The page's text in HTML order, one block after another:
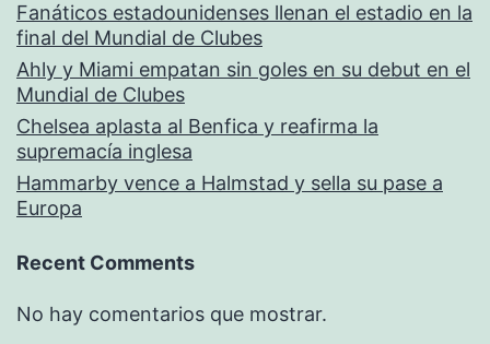
Fanáticos estadounidenses llenan el estadio en la
final del Mundial de Clubes
Ahly y Miami empatan sin goles en su debut en el
Mundial de Clubes
Chelsea aplasta al Benfica y reafirma la
supremacía inglesa
Hammarby vence a Halmstad y sella su pase a
Europa
Recent Comments
No hay comentarios que mostrar.